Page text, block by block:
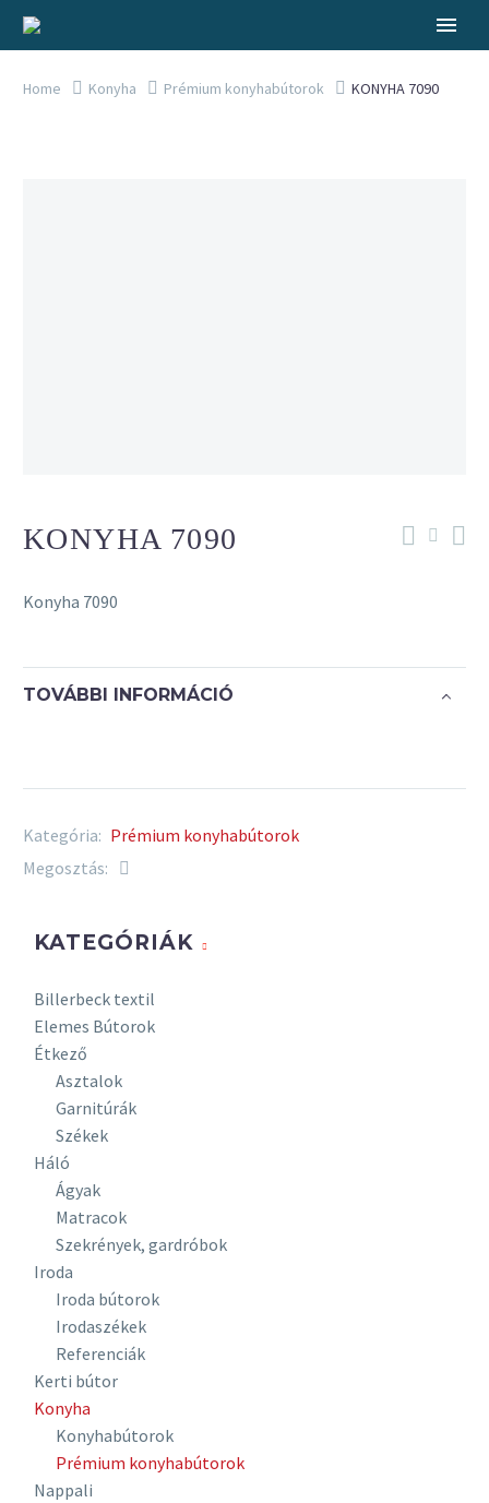
Home Konyha Prémium konyhabútorok KONYHA 7090
KONYHA 7090
Konyha 7090
TOVÁBBI INFORMÁCIÓ
Kategória: Prémium konyhabútorok
Megosztás:
KATEGÓRIÁK
Billerbeck textil
Elemes Bútorok
Étkező
Asztalok
Garnitúrák
Székek
Háló
Ágyak
Matracok
Szekrények, gardróbok
Iroda
Iroda bútorok
Irodaszékek
Referenciák
Kerti bútor
Konyha
Konyhabútorok
Prémium konyhabútorok
Nappali